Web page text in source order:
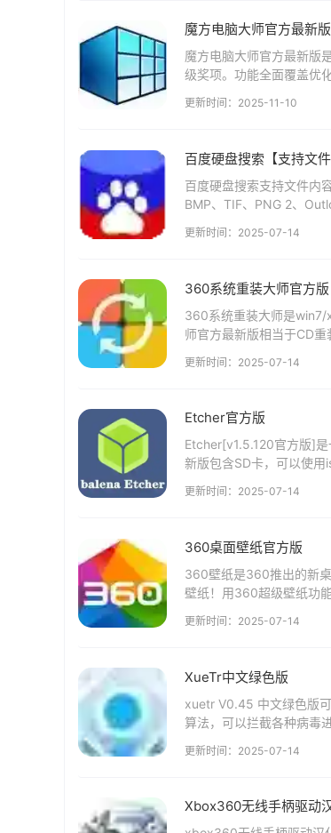
魔方电脑大师官方最新版
魔方电脑大师官方最新版
级奖项。功能全面覆盖优
更新时间：2025-11-10
百度硬盘搜索【支持文
百度硬盘搜索支持文件内
BMP、TIF、PNG 2、
更新时间：2025-07-14
360系统重装大师官方版
360系统重装大师是
师官方最新版相当于CD
更新时间：2025-07-14
Etcher官方版
Etcher[v1.5.120官方版]
新版包含SD卡，可以使
更新时间：2025-07-14
360桌面壁纸官方版
360壁纸是360推出的新
壁纸！用360超级壁纸功
更新时间：2025-07-14
XueTr中文绿色版
xuetr V0.45 中文绿色版
算法，可以拦截各种病毒
更新时间：2025-07-14
Xbox360无线手柄驱动